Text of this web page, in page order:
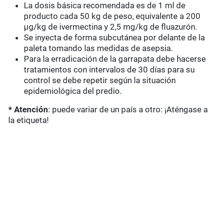
La dosis básica recomendada es de 1 ml de
producto cada 50 kg de peso, equivalente a 200
µg/kg de ivermectina y 2,5 mg/kg de fluazurón.
Se inyecta de forma subcutánea por delante de la
paleta tomando las medidas de asepsia.
Para la erradicación de la garrapata debe hacerse
tratamientos con intervalos de 30 días para su
control se debe repetir según la situación
epidemiológica del predio.
* Atención: puede variar de un país a otro: ¡Aténgase a
la etiqueta!